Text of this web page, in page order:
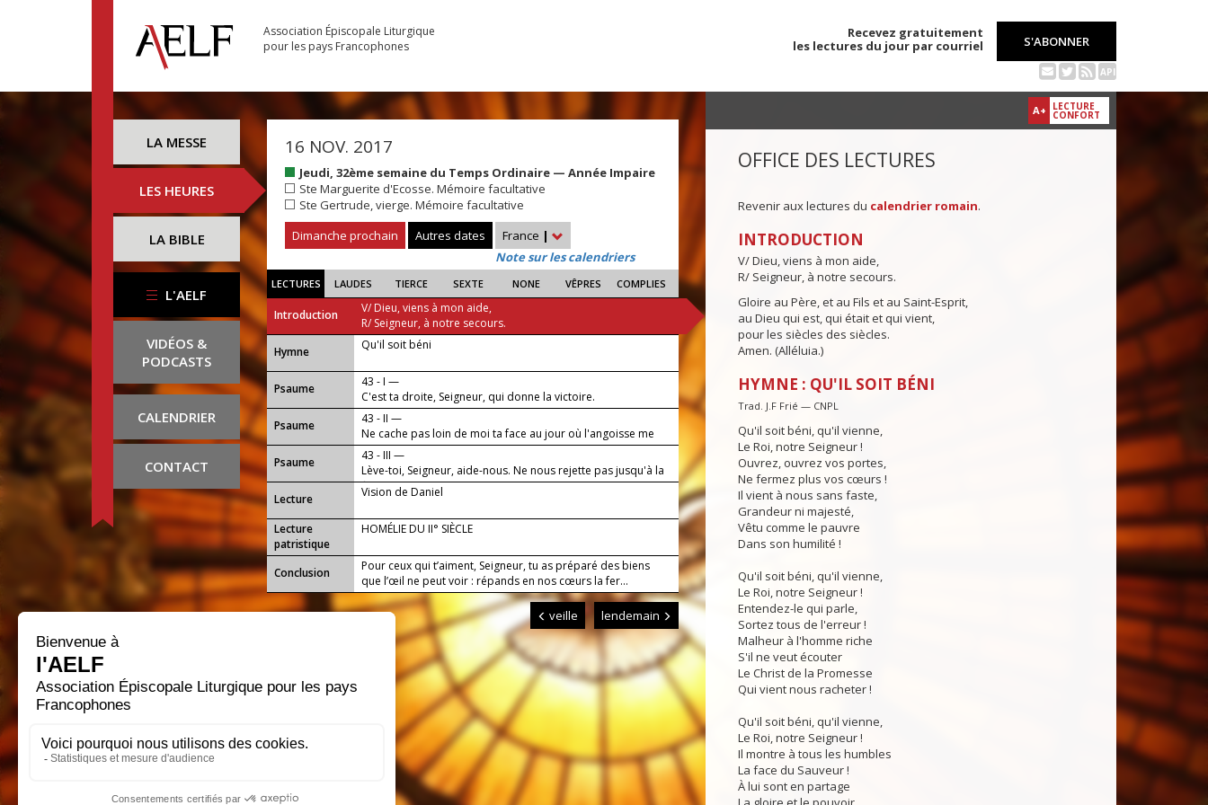
Association Épiscopale Liturgique
pour les pays Francophones
Recevez gratuitement
les lectures du jour par courriel
S'ABONNER
API
LA MESSE
LES HEURES
LA BIBLE
L'AELF
VIDÉOS &
PODCASTS
CALENDRIER
CONTACT
16 NOV. 2017
Jeudi, 32ème semaine du Temps Ordinaire — Année Impaire
Ste Marguerite d'Ecosse. Mémoire facultative
Ste Gertrude, vierge. Mémoire facultative
Dimanche prochain
Autres dates France |
Note sur les calendriers
LECTURES LAUDES TIERCE SEXTE NONE VÊPRES COMPLIES
Introduction
V/ Dieu, viens à mon aide,
R/ Seigneur, à notre secours.
...
Hymne Qu'il soit béni
Psaume
43 - I —
C'est ta droite, Seigneur, qui donne la victoire.
Psaume
43 - II —
Ne cache pas loin de moi ta face au jour où l'angoisse me
tient.
Psaume
43 - III —
Lève-toi, Seigneur, aide-nous. Ne nous rejette pas jusqu'à la
fin.
Lecture
Vision de Daniel
Lecture
patristique
HOMÉLIE DU II° SIÈCLE
Conclusion
Pour ceux qui t’aiment, Seigneur, tu as préparé des biens
que l’œil ne peut voir : répands en nos cœurs la fer...
veille lendemain
A+ LECTURE
CONFORT
OFFICE DES LECTURES
Revenir aux lectures du calendrier romain.
INTRODUCTION
V/ Dieu, viens à mon aide,
R/ Seigneur, à notre secours.
Gloire au Père, et au Fils et au Saint-Esprit,
au Dieu qui est, qui était et qui vient,
pour les siècles des siècles.
Amen. (Alléluia.)
HYMNE : QU'IL SOIT BÉNI
Trad. J.F Frié — CNPL
Qu'il soit béni, qu'il vienne,
Le Roi, notre Seigneur !
Ouvrez, ouvrez vos portes,
Ne fermez plus vos cœurs !
Il vient à nous sans faste,
Grandeur ni majesté,
Vêtu comme le pauvre
Dans son humilité !
Qu'il soit béni, qu'il vienne,
Le Roi, notre Seigneur !
Entendez-le qui parle,
Sortez tous de l'erreur !
Malheur à l'homme riche
S'il ne veut écouter
Le Christ de la Promesse
Qui vient nous racheter !
Qu'il soit béni, qu'il vienne,
Le Roi, notre Seigneur !
Il montre à tous les humbles
La face du Sauveur !
À lui sont en partage